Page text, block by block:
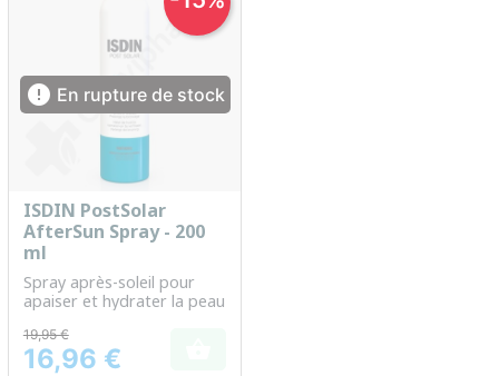
 En rupture de stock
ISDIN PostSolar
AfterSun Spray - 200
ml
Spray après-soleil pour
apaiser et hydrater la peau
Prix
19,95 €
16,96 €